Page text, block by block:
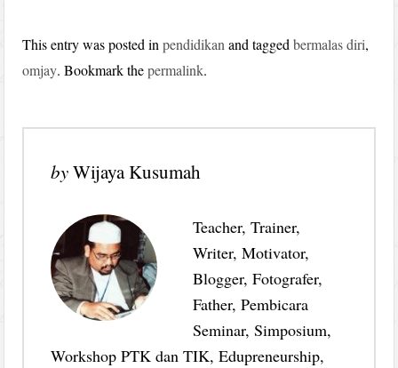
This entry was posted inpendidikan and taggedbermalas diri,
omjay. Bookmark thepermalink.
byWijaya Kusumah
Teacher, Trainer,
Writer, Motivator,
Blogger, Fotografer,
Father, Pembicara
Seminar, Simposium,
Workshop PTK dan TIK, Edupreneurship,